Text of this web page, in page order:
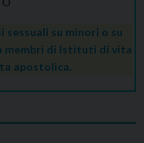
sessuali su minori o su
membri di Istituti di vita
apostolica.